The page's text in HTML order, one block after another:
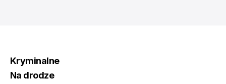
Kryminalne
Na drodze